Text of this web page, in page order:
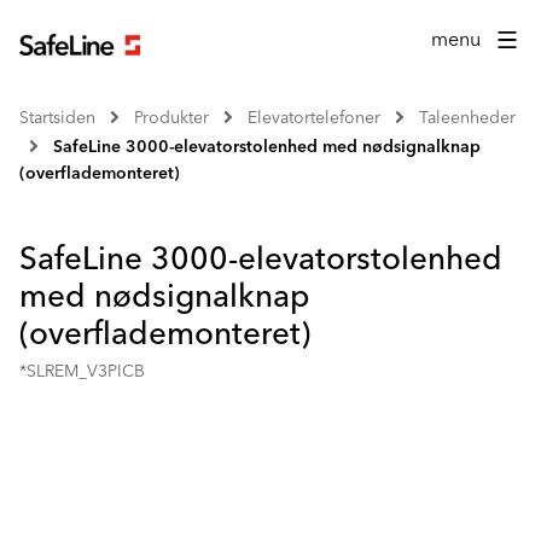
menu
Startsiden Produkter Elevatortelefoner
Taleenheder
SafeLine 3000-elevatorstolenhed med nødsignalknap
(overflademonteret)
SafeLine 3000-elevatorstolenhed
med nødsignalknap
(overflademonteret)
*SLREM_V3PICB